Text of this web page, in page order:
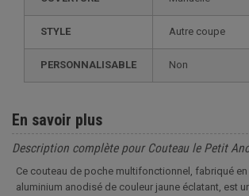
STYLE autre coupe
PERSONNALISABLE non
En savoir plus
Description complète pour Couteau le Petit
Ce couteau de poche multifonctionnel, fabriqué en
aluminium anodisé de couleur jaune éclatant, est